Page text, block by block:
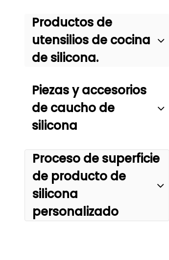
Productos de
utensilios de cocina
de silicona.
Piezas y accesorios
de caucho de
silicona
Proceso de superficie
de producto de
silicona
personalizado